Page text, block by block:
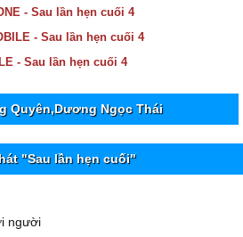
- Sau lần hẹn cuối 4
- Sau lần hẹn cuối 4
- Sau lần hẹn cuối 4
Quyên,Dương Ngọc Thái
"Sau lần hẹn cuối"
người